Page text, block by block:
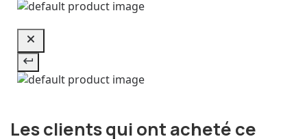
Les clients qui ont acheté ce